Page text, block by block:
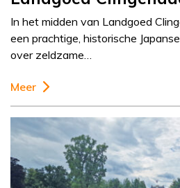
In het midden van Landgoed
een prachtige, historische
over zeldzame…
Meer